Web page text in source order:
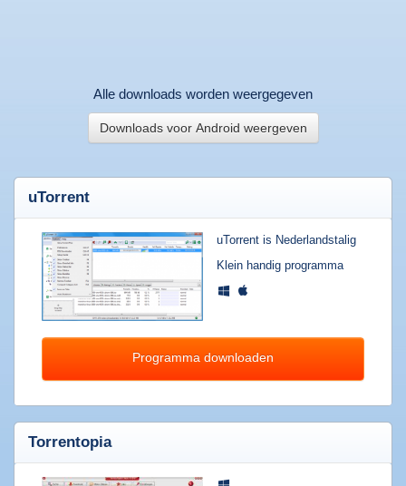
20
downloads
Software
downloaden
Games
downloaden
Muziek
downloaden
Films
Apps
downloaden
Populaire
Alle downloads worden weergegeven
Downloads voor Android weergeven
uTorrent
uTorrent is Nederlandstalig
Klein handig programma
Programma downloaden
Torrentopia